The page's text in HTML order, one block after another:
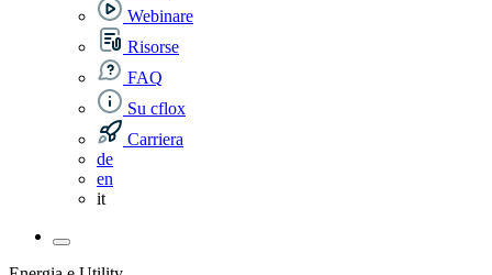
Webinare
Risorse
FAQ
Su cflox
Carriera
de
en
it